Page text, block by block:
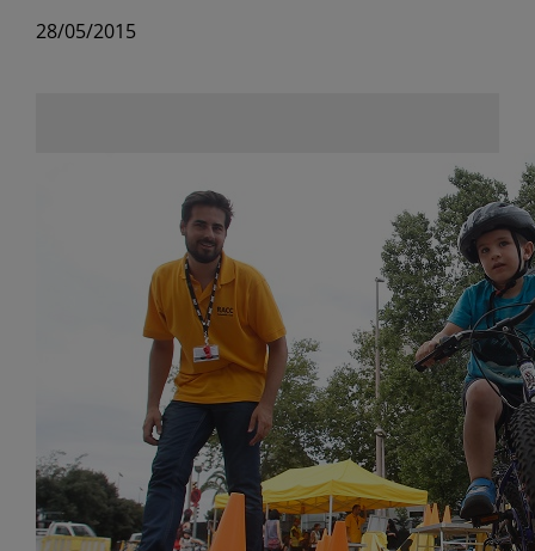
28/05/2015